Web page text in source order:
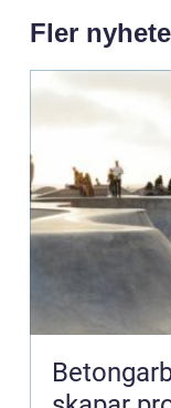
Fler